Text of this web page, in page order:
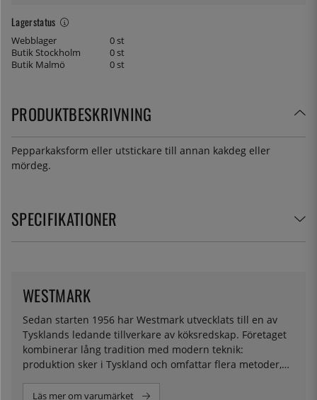
Lagerstatus
Webblager
0 st
Butik Stockholm
0 st
Butik Malmö
0 st
PRODUKTBESKRIVNING
Pepparkaksform eller utstickare till annan kakdeg eller
mördeg.
SPECIFIKATIONER
Sedan starten 1956 har Westmark utvecklats till en av
Tysklands ledande tillverkare av köksredskap. Företaget
kombinerar lång tradition med modern teknik:
produktion sker i Tyskland och omfattar flera metoder,
samt metallbearbetning.
WESTMARK
Läs mer om varumärket